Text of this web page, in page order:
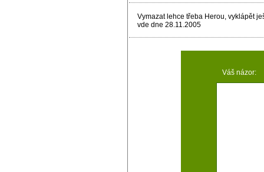
Vymazat lehce třeba Herou, vyklápět
vde dne 28.11.2005
Váš názor: